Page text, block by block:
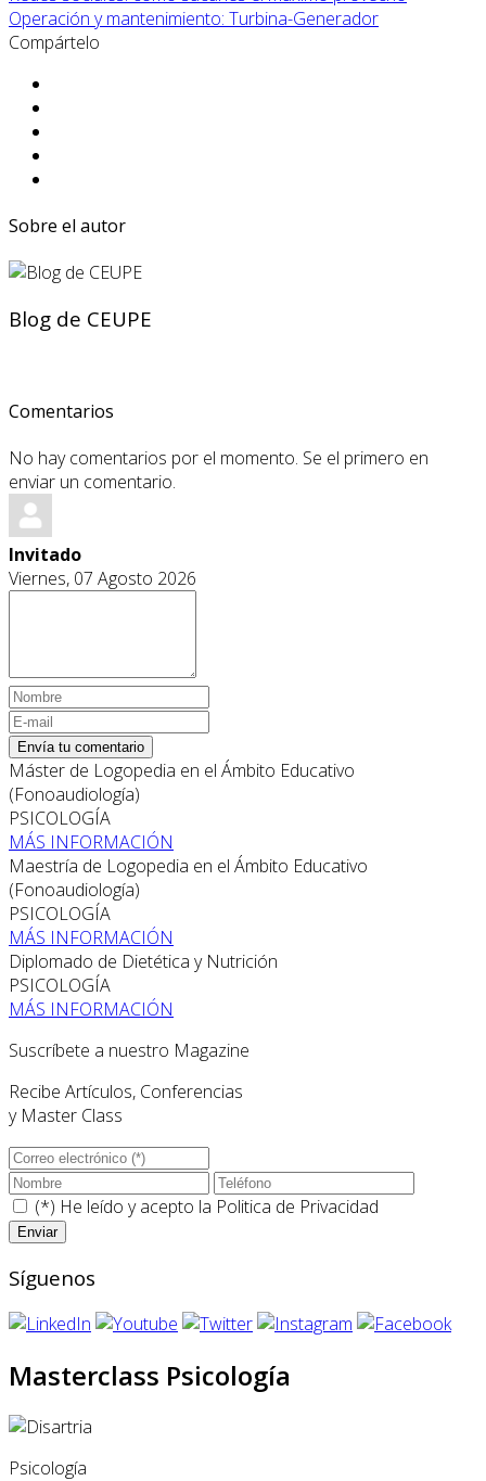
Operación y mantenimiento: Turbina-Generador
Compártelo
Sobre el autor
Blog de CEUPE
Comentarios
No hay comentarios por el momento. Se el primero en
enviar un comentario.
Invitado
Viernes, 07 Agosto 2026
Envía tu comentario
Máster de Logopedia en el Ámbito Educativo
(Fonoaudiología)
PSICOLOGÍA
MÁS INFORMACIÓN
Maestría de Logopedia en el Ámbito Educativo
(Fonoaudiología)
PSICOLOGÍA
MÁS INFORMACIÓN
Diplomado de Dietética y Nutrición
PSICOLOGÍA
MÁS INFORMACIÓN
Suscríbete a nuestro Magazine
Recibe Artículos, Conferencias
y Master Class
(*) He leído y acepto la Politica de Privacidad
Síguenos
Masterclass Psicología
Psicología